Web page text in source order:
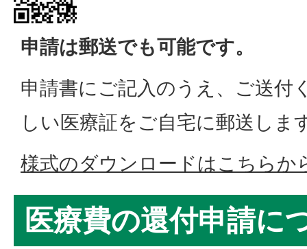
申請は郵送でも可能です。
申請書にご記入のうえ、ご送付
しい医療証をご自宅に郵送しま
様式のダウンロードはこちらか
医療費の還付申請に